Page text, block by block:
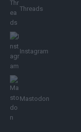
Threads
Instagram
Mastodon